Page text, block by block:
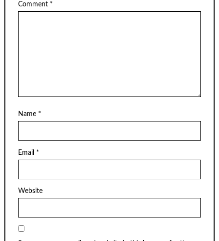
Comment *
Name *
Email *
Website